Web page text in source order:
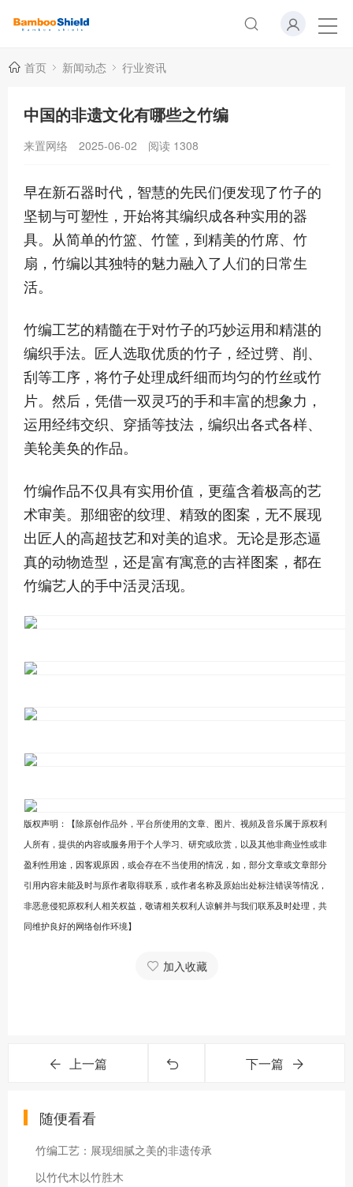
首页 新闻动态 行业资讯
中国的非遗文化有哪些之竹编
来置网络 2025-06-02 阅读 1308
早在新石器时代，智慧的先民们便发现了竹子的
坚韧与可塑性，开始将其编织成各种实用的器
具。从简单的竹篮、竹筐，到精美的竹席、竹
扇，竹编以其独特的魅力融入了人们的日常生
活。
竹编工艺的精髓在于对竹子的巧妙运用和精湛的
编织手法。匠人选取优质的竹子，经过劈、削、
刮等工序，将竹子处理成纤细而均匀的竹丝或竹
片。然后，凭借一双灵巧的手和丰富的想象力，
运用经纬交织、穿插等技法，编织出各式各样、
美轮美奂的作品。
竹编作品不仅具有实用价值，更蕴含着极高的艺
术审美。那细密的纹理、精致的图案，无不展现
出匠人的高超技艺和对美的追求。无论是形态逼
真的动物造型，还是富有寓意的吉祥图案，都在
竹编艺人的手中活灵活现。
版权声明：【除原创作品外，平台所使用的文章、图片、视頻及音乐属于原权利
人所有，提供的内容或服务用于个人学习、研究或欣赏，以及其他非商业性或非
盈利性用途，因客观原因，或会存在不当使用的情况，如，部分文章或文章部分
引用内容未能及时与原作者取得联系，或作者名称及原始出处标注错误等情况，
非恶意侵犯原权利人相关权益，敬请相关权利人谅解并与我们联系及时处理，共
同维护良好的网络创作环境】
加入收藏
上一篇 下一篇
随便看看
竹编工艺：展现细腻之美的非遗传承
以竹代木以竹胜木